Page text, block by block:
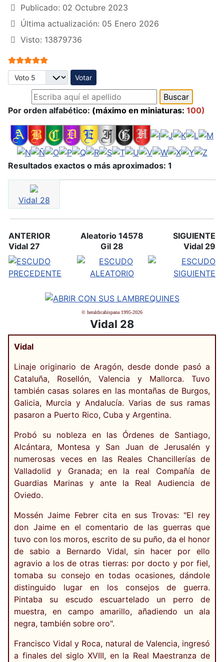
Publicado: 02 Octubre 2023
Última actualización: 05 Enero 2026
Visto: 13879736
Ratio:5/5
Por favor, vote
Por orden alfabético: (máximo en miniaturas: 100)
Resultados exactos o más aproximados: 1
Vidal 28
ANTERIOR
Vidal 27
Aleatorio 14578
Gil 28
SIGUIENTE
Vidal 29
© heraldicahispana 1995-2026
Vidal 28
Vidal
Linaje originario de Aragón, desde donde pasó a
Cataluña, Rosellón, Valencia y Mallorca. Tuvo
también casas solares en las montañas de Burgos,
Galicia, Murcia y Andalucía. Varias de sus ramas
pasaron a Puerto Rico, Cuba y Argentina.
Probó su nobleza en las Órdenes de Santiago,
Alcántara, Montesa y San Juan de Jerusalén y
numerosas veces en las Reales Chancillerías de
Valladolid y Granada; en la real Compañía de
Guardias Marinas y ante la Real Audiencia de
Oviedo.
Mossén Jaime Febrer cita en sus Trovas: "El rey
don Jaime en el comentario de las guerras que
tuvo con los moros, escrito de su puño, da el honor
de sabio a Bernardo Vidal, sin hacer por ello
agravio a los de otras tierras: por docto y por fiel,
tomaba su consejo en todas ocasiones, dándole
distinguido lugar en los consejos de guerra.
Pintaba su escudo escuartelado un perro de
muestra, en campo amarillo, añadiendo un ala
negra, también sobre oro".
Francisco Vidal y Roca, natural de Valencia, ingresó
a finales del siglo XVIII, en la Real Maestranza de